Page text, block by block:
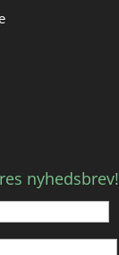
nyhedsbrev!